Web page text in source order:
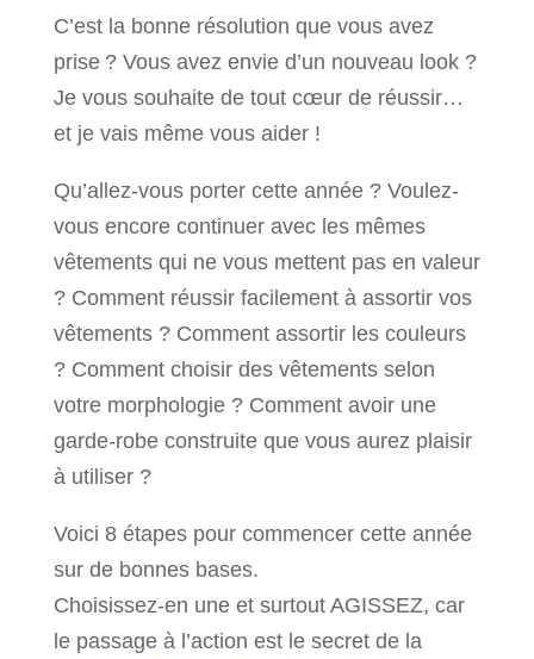
C’est la bonne résolution que vous avez
prise ? Vous avez envie d’un nouveau look ?
Je vous souhaite de tout cœur de réussir…
et je vais même vous aider !
Qu’allez-vous porter cette année ? Voulez-
vous encore continuer avec les mêmes
vêtements qui ne vous mettent pas en valeur
? Comment réussir facilement à assortir vos
vêtements ? Comment assortir les couleurs
? Comment choisir des vêtements selon
votre morphologie ? Comment avoir une
garde-robe construite que vous aurez plaisir
à utiliser ?
Voici 8 étapes pour commencer cette année
sur de bonnes bases.
Choisissez-en une et surtout AGISSEZ, car
le passage à l’action est le secret de la